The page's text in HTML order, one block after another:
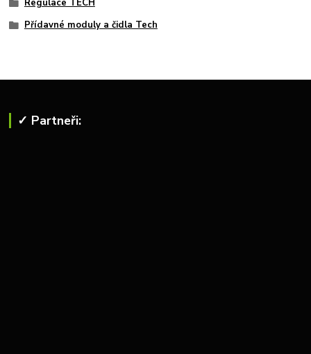
Regulace TECH
Přídavné moduly a čidla Tech
✓ Partneři: